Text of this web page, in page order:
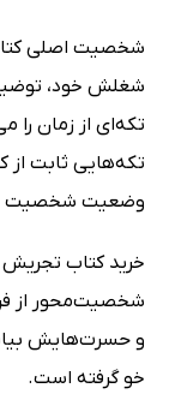
شخصیت اصلی
شغلش خود،
تکه‌ای از زمان را
تکه‌هایی ثابت از
وضعیت شخصیت
خرید کتاب تجریش
شخصیت‌محور از
و حسرت‌هایش
خو گرفته است.